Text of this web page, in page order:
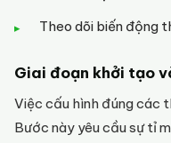
Theo dõi biến động
Giai đoạn khởi tạo
Việc cấu hình đúng các
Bước này yêu cầu sự tỉ